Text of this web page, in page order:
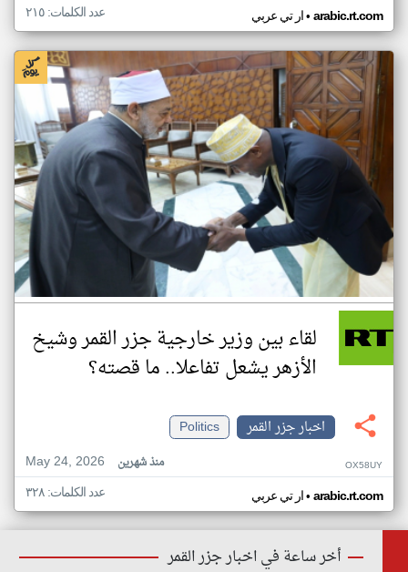
ار تي عربي• arabic.rt.com عدد الكلمات: ٢١٥
لقاء بين وزير خارجية جزر القمر وشيخ
الأزهر يشعل تفاعلا.. ما قصته؟
اخبار جزر القمر
Politics
May 24, 2026
منذ شهرين OX58UY
ار تي عربي• arabic.rt.com عدد الكلمات: ٣٢٨
أخر ساعة في اخبار جزر القمر